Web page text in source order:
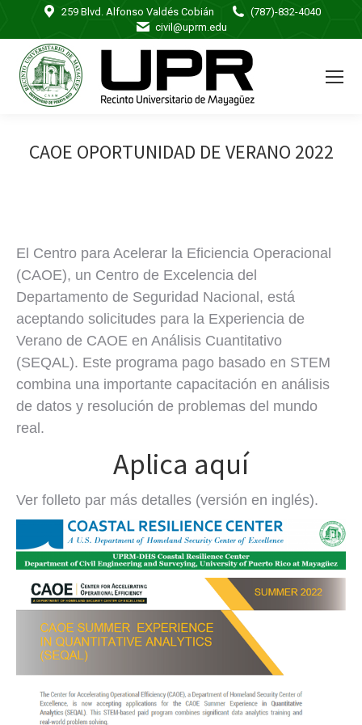
259 Blvd. Alfonso Valdés Cobián
(787)-832-4040
civil@uprm.edu
CAOE OPORTUNIDAD DE VERANO 2022
El Centro para Acelerar la Eficiencia Operacional
(CAOE), un Centro de Excelencia del
Departamento de Seguridad Nacional, está
aceptando solicitudes para la Experiencia de
Verano de CAOE en Análisis Cuantitativo
(SEQAL). Este programa pago basado en STEM
combina una importante capacitación en análisis
de datos y resolución de problemas del mundo
real.
Aplica aquí
Ver folleto par más detalles (versión en inglés).